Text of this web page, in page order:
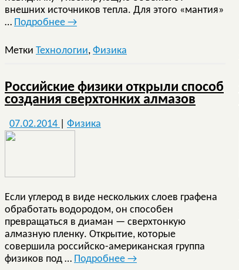
внешних источников тепла. Для этого «мантия»
… Подробнее →
Метки Технологии, Физика
Российские физики открыли способ
создания сверхтонких алмазов
07.02.2014 Физика
Если углерод в виде нескольких слоев графена
обработать водородом, он способен
превращаться в диаман — сверхтонкую
алмазную пленку. Открытие, которые
совершила российско-американская группа
физиков под … Подробнее →